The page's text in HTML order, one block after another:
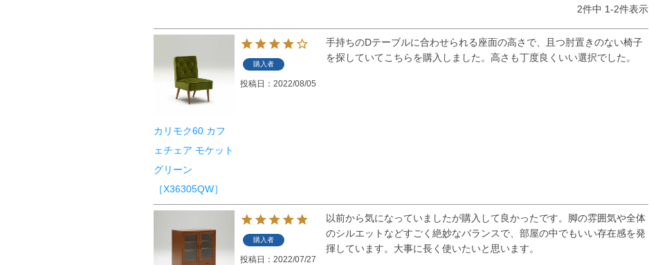
2件中 1-2件表示
カリモク60 カフ
ェチェア モケット
グリーン
［X36305QW］
購入者
投稿日 2022/08/05
手持ちのDテーブルに合わせられる座面の高さで、且つ肘置きのない椅子
を探していてこちらを購入しました。高さも丁度良くいい選択でした。
購入者
投稿日 2022/07/27
以前から気になっていましたが購入して良かったです。脚の雰囲気や全体
のシルエットなどすごく絶妙なバランスで、部屋の中でもいい存在感を発
揮しています。大事に長く使いたいと思います。